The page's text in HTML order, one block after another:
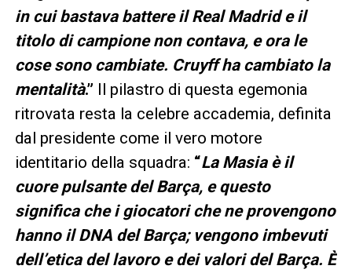
in cui bastava battere il Real Madrid e il
titolo di campione non contava, e ora le
cose sono cambiate. Cruyff ha cambiato la
mentalità.” Il pilastro di questa egemonia
ritrovata resta la celebre accademia, definita
dal presidente come il vero motore
identitario della squadra: “La Masia è il
cuore pulsante del Barça, e questo
significa che i giocatori che ne provengono
hanno il DNA del Barça; vengono imbevuti
dell’etica del lavoro e dei valori del Barça. È